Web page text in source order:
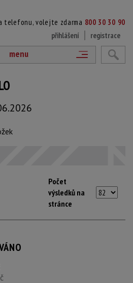
telefonu, volejte zdarma 800 30 30 90
přihlášení
registrace
menu
Počet
výsledků na
stránce